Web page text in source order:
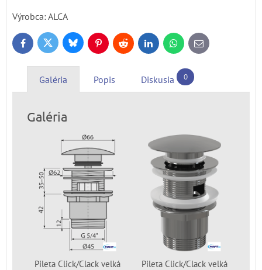
Výrobca:ALCA
FacebookTwitter BlueskyPinterestReddit LinkedInWhatsApp
E-
mail
Galéria Popis Diskusia 0
Galéria
Pileta Click/Clack velká
Pileta Click/Clack velká